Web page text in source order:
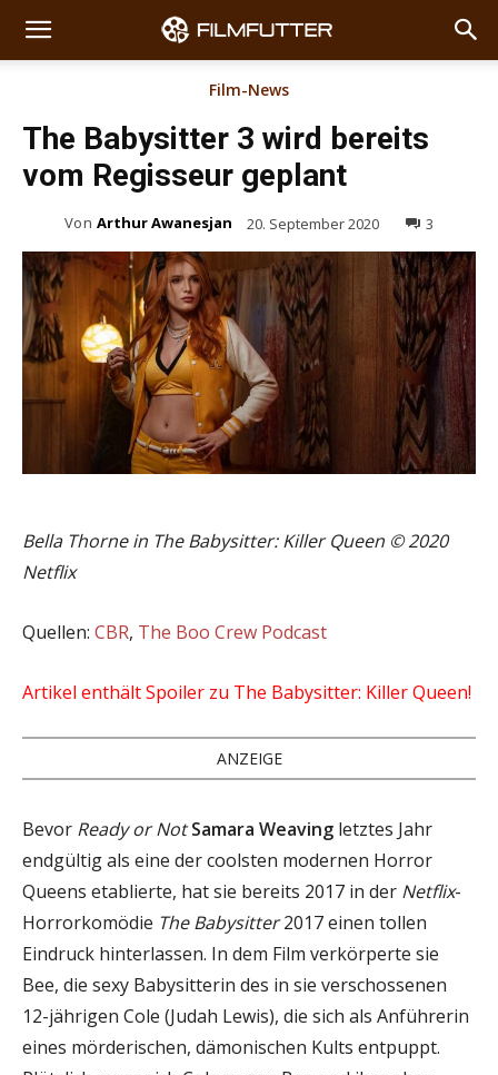
Film-News
The Babysitter 3 wird bereits
vom Regisseur geplant
Von Arthur Awanesjan 20. September 2020 3
Bella Thorne in The Babysitter: Killer Queen © 2020
Netflix
Quellen: CBR, The Boo Crew Podcast
Artikel enthält Spoiler zu The Babysitter: Killer Queen!
ANZEIGE
Bevor Ready or Not Samara Weaving letztes Jahr
endgültig als eine der coolsten modernen Horror
Queens etablierte, hat sie bereits 2017 in der Netflix-
Horrorkomödie The Babysitter2017 einen tollen
Eindruck hinterlassen. In dem Film verkörperte sie
Bee, die sexy Babysitterin des in sie verschossenen
12-jährigen Cole (Judah Lewis), die sich als Anführerin
eines mörderischen, dämonischen Kults entpuppt.